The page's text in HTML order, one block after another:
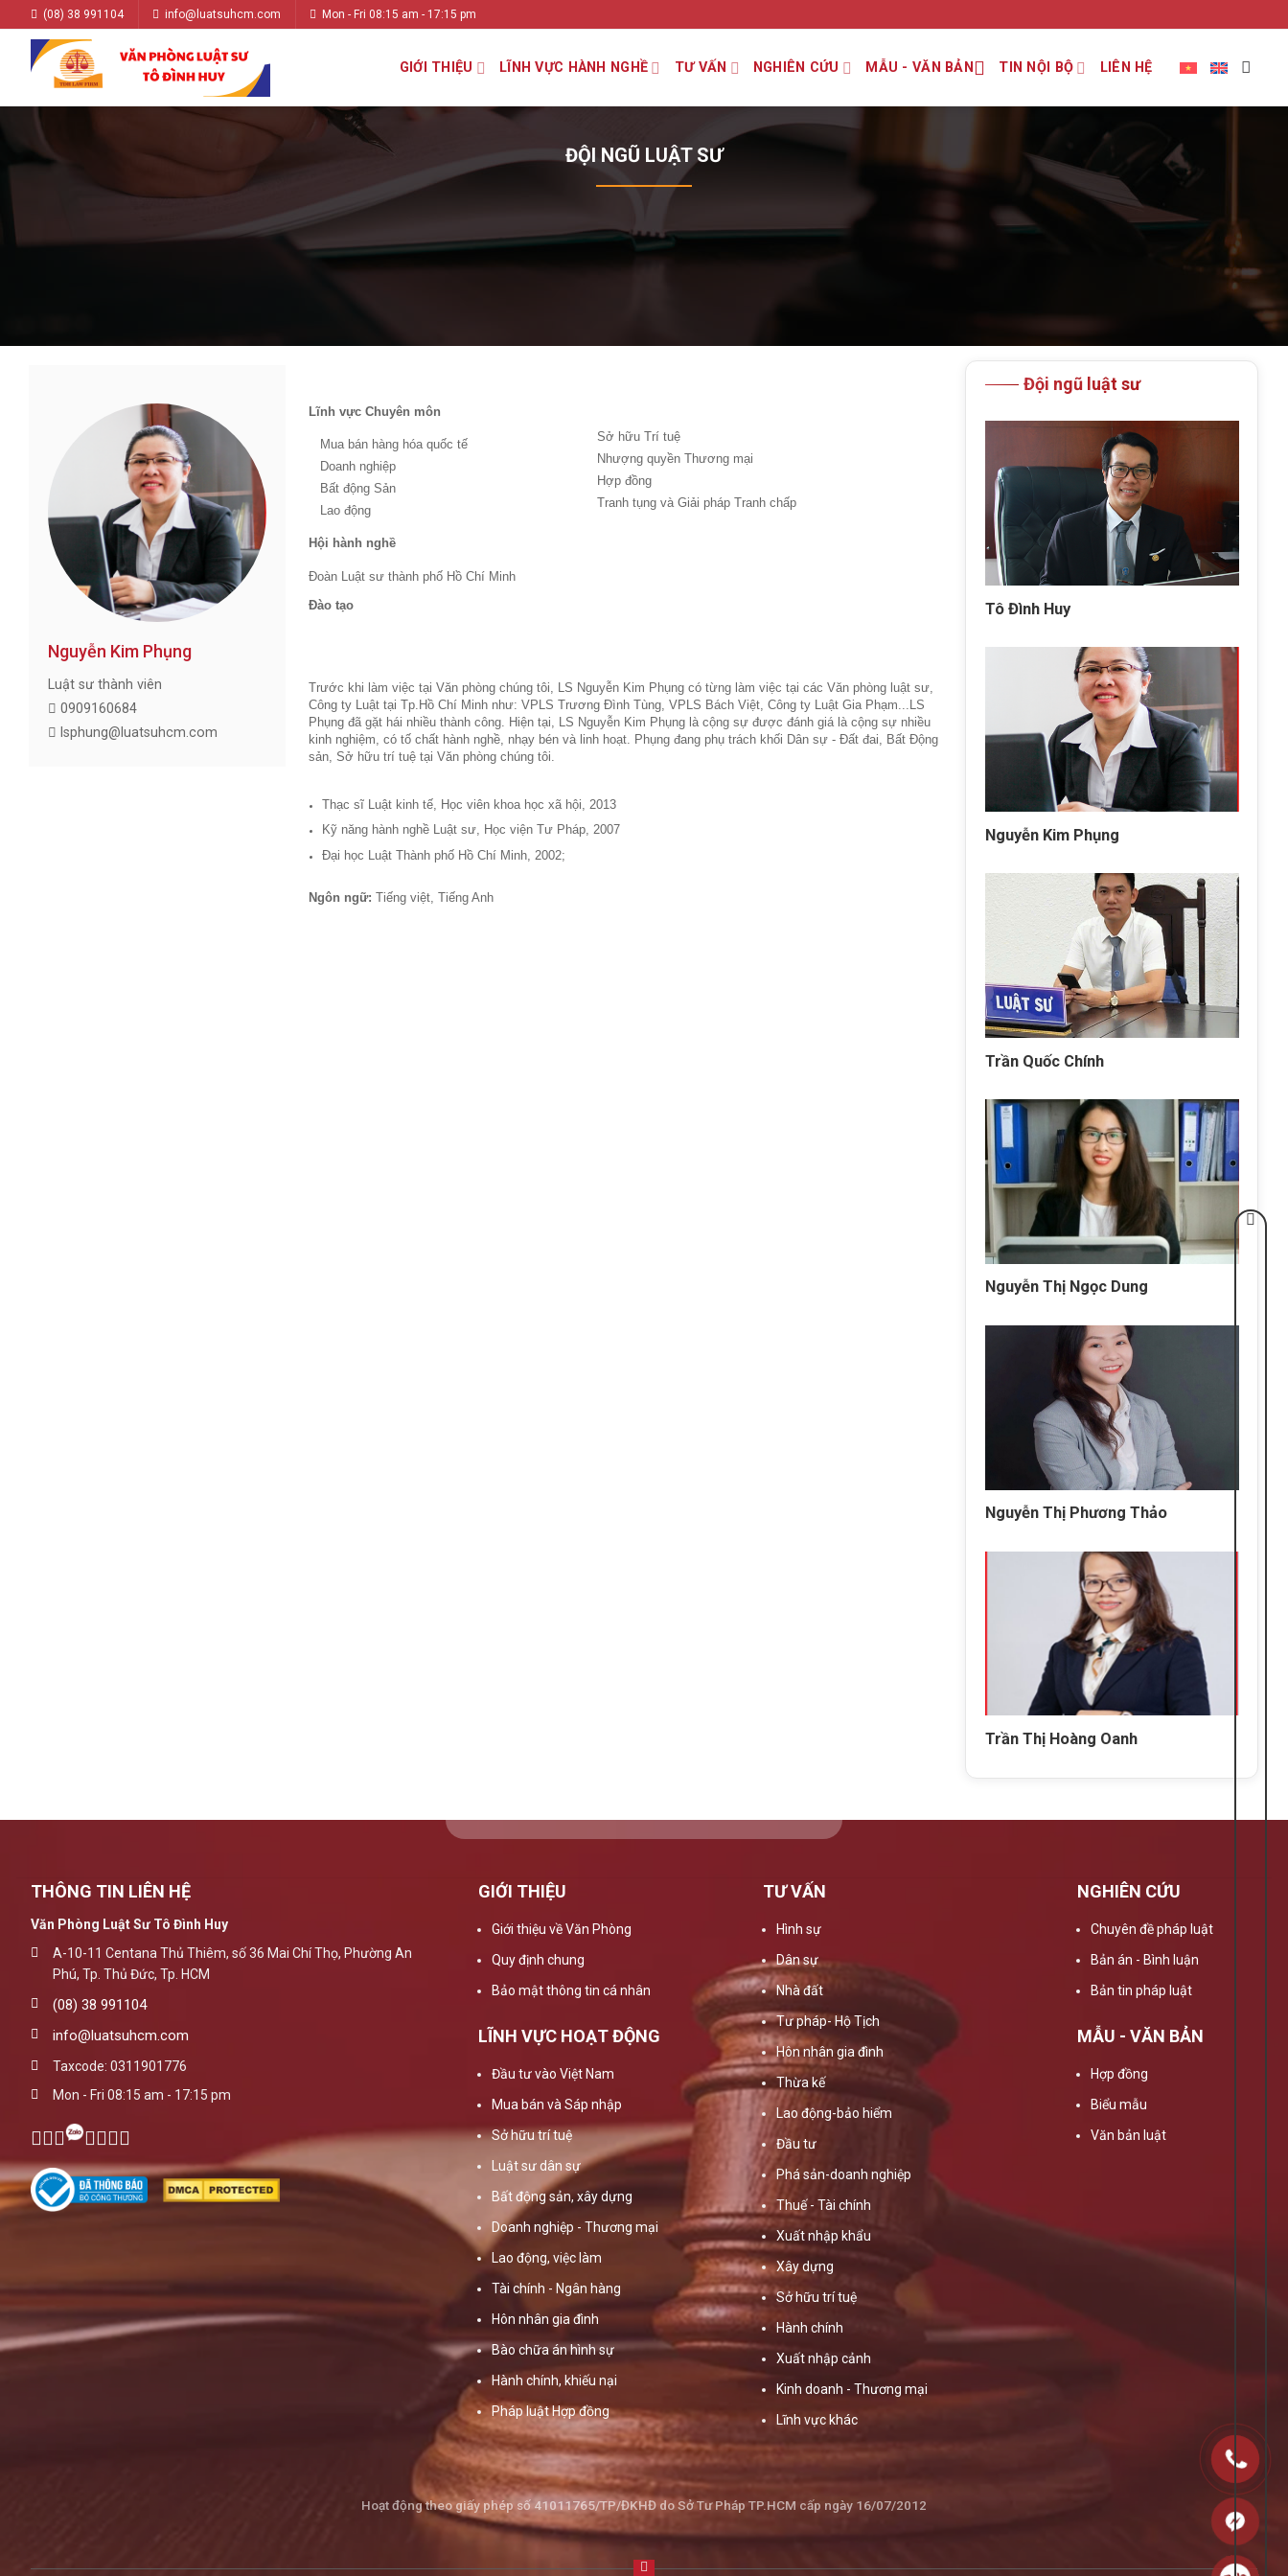
(08) 38 991104 info@luatsuhcm.com Mon - Fri 08:15 am - 17:15 pm
GIỚI THIỆU LĨNH VỰC HÀNH NGHỀ TƯ VẤN NGHIÊN CỨU MẪU - VĂN BẢN TIN NỘI BỘ LIÊN HỆ
ĐỘI NGŨ LUẬT SƯ
Nguyễn Kim Phụng
Luật sư thành viên
0909160684
lsphung@luatsuhcm.com
Lĩnh vực Chuyên môn
Mua bán hàng hóa quốc tế
Doanh nghiệp
Bất động Sản
Lao động
Sở hữu Trí tuệ
Nhượng quyền Thương mại
Hợp đồng
Tranh tụng và Giải pháp Tranh chấp
Hội hành nghề
Đoàn Luật sư thành phố Hồ Chí Minh
Đào tạo
Trước khi làm việc tại Văn phòng chúng tôi, LS Nguyễn Kim Phụng có từng làm việc tại các Văn phòng luật sư,
Công ty Luật tại Tp.Hồ Chí Minh như: VPLS Trương Đình Tùng, VPLS Bách Việt, Công ty Luật Gia Phạm...LS
Phụng đã gặt hái nhiều thành công. Hiện tại, LS Nguyễn Kim Phụng là cộng sự được đánh giá là cộng sự nhiều
kinh nghiệm, có tố chất hành nghề, nhạy bén và linh hoạt. Phụng đang phụ trách khối Dân sự - Đất đai, Bất Động
sản, Sở hữu trí tuệ tại Văn phòng chúng tôi.
Thạc sĩ Luật kinh tế, Học viên khoa học xã hội, 2013
Kỹ năng hành nghề Luật sư, Học viện Tư Pháp, 2007
Đại học Luật Thành phố Hồ Chí Minh, 2002;
Ngôn ngữ:Tiếng việt, Tiếng Anh
Đội ngũ luật sư
Tô Đình Huy
Nguyễn Kim Phụng
Trần Quốc Chính
Nguyễn Thị Ngọc Dung
Nguyễn Thị Phương Thảo
Trần Thị Hoàng Oanh
THÔNG TIN LIÊN HỆ
Văn Phòng Luật Sư Tô Đình Huy
A-10-11 Centana Thủ Thiêm, số 36 Mai Chí Thọ, Phường An
Phú, Tp. Thủ Đức, Tp. HCM
(08) 38 991104
info@luatsuhcm.com
Taxcode: 0311901776
Mon - Fri 08:15 am - 17:15 pm
GIỚI THIỆU
Giới thiệu về Văn Phòng
Quy định chung
Bảo mật thông tin cá nhân
LĨNH VỰC HOẠT ĐỘNG
Đầu tư vào Việt Nam
Mua bán và Sáp nhập
Sở hữu trí tuệ
Luật sư dân sự
Bất động sản, xây dựng
Doanh nghiệp - Thương mại
Lao động, việc làm
Tài chính - Ngân hàng
Hôn nhân gia đình
Bào chữa án hình sự
Hành chính, khiếu nại
Pháp luật Hợp đồng
TƯ VẤN
Hình sự
Dân sự
Nhà đất
Tư pháp- Hộ Tịch
Hôn nhân gia đình
Thừa kế
Lao động-bảo hiểm
Đầu tư
Phá sản-doanh nghiệp
Thuế - Tài chính
Xuất nhập khẩu
Xây dựng
Sở hữu trí tuệ
Hành chính
Xuất nhập cảnh
Kinh doanh - Thương mại
Lĩnh vực khác
NGHIÊN CỨU
Chuyên đề pháp luật
Bản án - Bình luận
Bản tin pháp luật
MẪU - VĂN BẢN
Hợp đồng
Biểu mẫu
Văn bản luật
Hoạt động theo giấy phép số 41011765/TP/ĐKHĐ do Sở Tư Pháp TP.HCM cấp ngày 16/07/2012